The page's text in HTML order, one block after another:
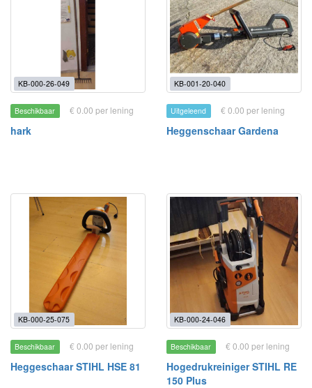
KB-000-26-049
Beschikbaar € 0.00 per lening
hark
KB-001-20-040
Uitgeleend € 0.00 per lening
Heggenschaar Gardena
KB-000-25-075
Beschikbaar € 0.00 per lening
Heggeschaar STIHL HSE 81
KB-000-24-046
Beschikbaar € 0.00 per lening
Hogedrukreiniger STIHL RE
150 Plus